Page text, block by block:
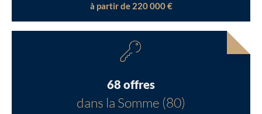
à partir de 220 000 €
68 offres
dans la Somme (80)